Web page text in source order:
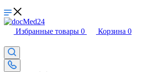
Избранные товары 0 Корзина 0